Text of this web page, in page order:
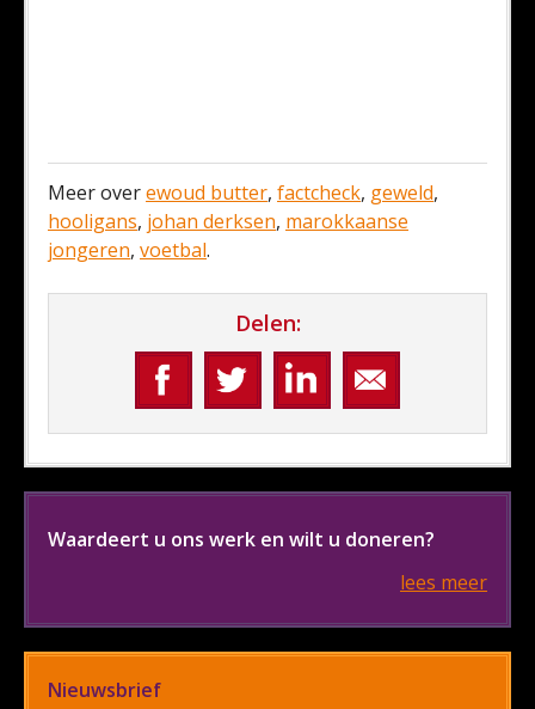
Meer overewoud butter, factcheck, geweld,
hooligans, johan derksen, marokkaanse
jongeren, voetbal.
Delen:
Waardeert u ons werk en wilt u doneren?
lees meer
Nieuwsbrief